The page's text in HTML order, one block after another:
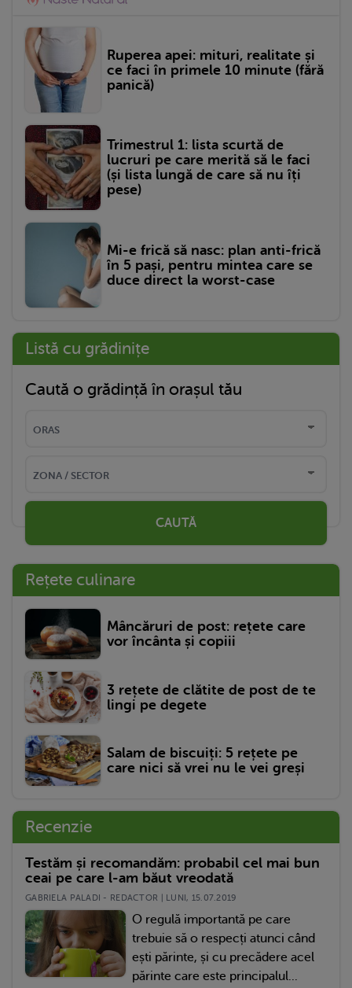
Ruperea apei: mituri, realitate și
ce faci în primele 10 minute (fără
panică)
Trimestrul 1: lista scurtă de
lucruri pe care merită să le faci
(și lista lungă de care să nu îți
pese)
Mi-e frică să nasc: plan anti-frică
în 5 pași, pentru mintea care se
duce direct la worst-case
Listă cu grădinițe
Caută o grădință în orașul tău
CAUTĂ
Rețete culinare
Mâncăruri de post: rețete care
vor încânta și copiii
3 rețete de clătite de post de te
lingi pe degete
Salam de biscuiți: 5 rețete pe
care nici să vrei nu le vei greși
Recenzie
Testăm și recomandăm: probabil cel mai bun
ceai pe care l-am băut vreodată
GABRIELA PALADI - REDACTOR | LUNI, 15.07.2019
O regulă importantă pe care
trebuie să o respecți atunci când
ești părinte, și cu precădere acel
părinte care este principalul...